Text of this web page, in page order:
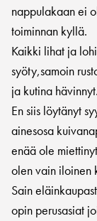
nappulakaan ei
toiminnan kyllä.
Kaikki lihat ja
syöty,samoin
ja kutina
En siis löytänyt
ainesosa
enää ole
olen vain iloinen
Sain
opin perusasiat